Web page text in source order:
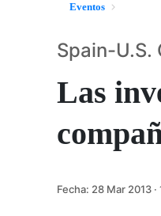
Eventos
Las
Spain-U.S.
Fecha: 28 Mar 2013 ·